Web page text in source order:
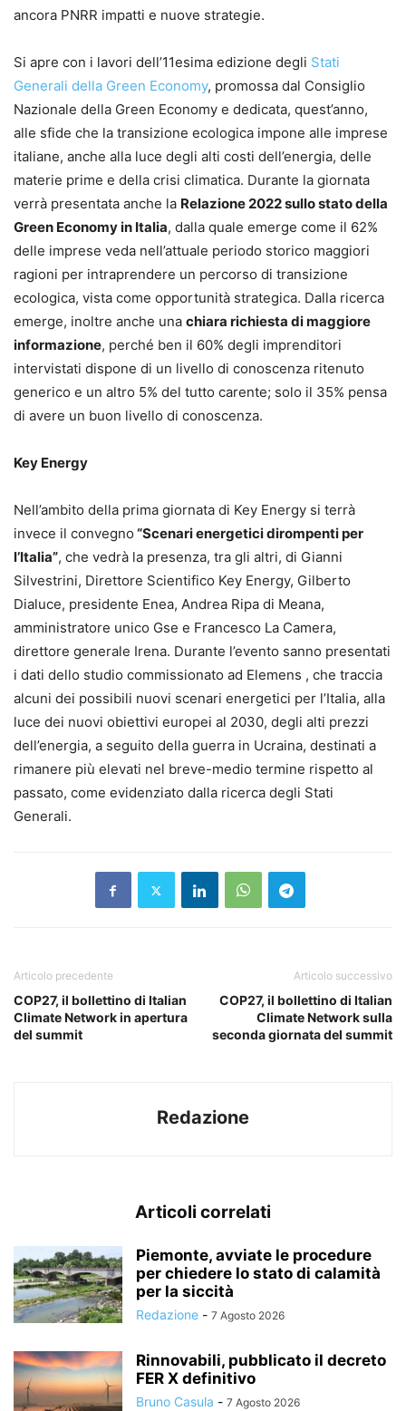
ancora PNRR impatti e nuove strategie.
Si apre con i lavori dell’11esima edizione degli Stati
Generali della Green Economy, promossa dal Consiglio
Nazionale della Green Economy e dedicata, quest’anno,
alle sfide che la transizione ecologica impone alle imprese
italiane, anche alla luce degli alti costi dell’energia, delle
materie prime e della crisi climatica. Durante la giornata
verrà presentata anche la Relazione 2022 sullo stato della
Green Economy in Italia, dalla quale emerge come il 62%
delle imprese veda nell’attuale periodo storico maggiori
ragioni per intraprendere un percorso di transizione
ecologica, vista come opportunità strategica. Dalla ricerca
emerge, inoltre anche una chiara richiesta di maggiore
informazione, perché ben il 60% degli imprenditori
intervistati dispone di un livello di conoscenza ritenuto
generico e un altro 5% del tutto carente; solo il 35% pensa
di avere un buon livello di conoscenza.
Key Energy
Nell’ambito della prima giornata di Key Energy si terrà
invece il convegno “Scenari energetici dirompenti per
l’Italia”, che vedrà la presenza, tra gli altri, di Gianni
Silvestrini, Direttore Scientifico Key Energy, Gilberto
Dialuce, presidente Enea, Andrea Ripa di Meana,
amministratore unico Gse e Francesco La Camera,
direttore generale Irena. Durante l’evento sanno presentati
i dati dello studio commissionato ad Elemens , che traccia
alcuni dei possibili nuovi scenari energetici per l’Italia, alla
luce dei nuovi obiettivi europei al 2030, degli alti prezzi
dell’energia, a seguito della guerra in Ucraina, destinati a
rimanere più elevati nel breve-medio termine rispetto al
passato, come evidenziato dalla ricerca degli Stati
Generali.
Articolo precedente
COP27, il bollettino di Italian
Climate Network in apertura
del summit
Articolo successivo
COP27, il bollettino di Italian
Climate Network sulla
seconda giornata del summit
Redazione
Articoli correlati
Piemonte, avviate le procedure
per chiedere lo stato di calamità
per la siccità
Redazione - 7 Agosto 2026
Rinnovabili, pubblicato il decreto
FER X definitivo
Bruno Casula - 7 Agosto 2026